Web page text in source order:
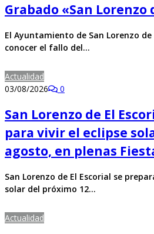
Grabado «San Lorenzo
El Ayuntamiento de San Lorenzo
conocer el fallo del…
Actualidad
03/08/2026
0
San Lorenzo de El
para vivir el eclipse
agosto, en plenas
San Lorenzo de El Escorial se
solar del próximo 12…
Actualidad